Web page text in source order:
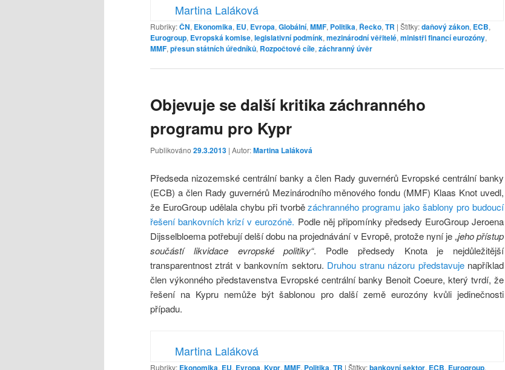
Martina Laláková
Rubriky:ČN, Ekonomika, EU, Evropa, Globální, MMF, Politika, Řecko, TR | Štítky:daňový zákon, ECB,
Eurogroup, Evropská komise, legislativní podmínk, mezinárodní věřitelé, ministři financí eurozóny,
MMF, přesun státních úředníků, Rozpočtové cíle, záchranný úvěr
Objevuje se další kritika záchranného
programu pro Kypr
Publikováno 29.3.2013 | Autor:Martina Laláková
Předseda nizozemské centrální banky a člen Rady guvernérů Evropské centrální banky
(ECB) a člen Rady guvernérů Mezinárodního měnového fondu (MMF) Klaas Knot uvedl,
že EuroGroup udělala chybu při tvorbězáchranného programu jako šablony pro budoucí
řešení bankovních krizí v eurozóně. Podle něj připomínky předsedy EuroGroup Jeroena
Dijsselbloema potřebují delší dobu na projednávání v Evropě, protože nyní je „jeho přístup
součástí likvidace evropské politiky“. Podle předsedy Knota je nejdůležitější
transparentnost ztrát v bankovním sektoru. Druhou stranu názoru představujenapříklad
člen výkonného představenstva Evropské centrální banky Benoit Coeure, který tvrdí, že
řešení na Kypru nemůže být šablonou pro další země eurozóny kvůli jedinečnosti
případu.
Martina Laláková
Rubriky: Ekonomika, EU, Evropa, Kypr, MMF, Politika, TR | Štítky:bankovní sektor, ECB, Eurogroup,